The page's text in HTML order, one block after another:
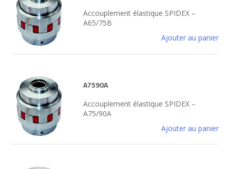
Accouplement élastique SPIDEX –
A65/75B
Ajouter au panier
A7590A
Accouplement élastique SPIDEX –
A75/90A
Ajouter au panier